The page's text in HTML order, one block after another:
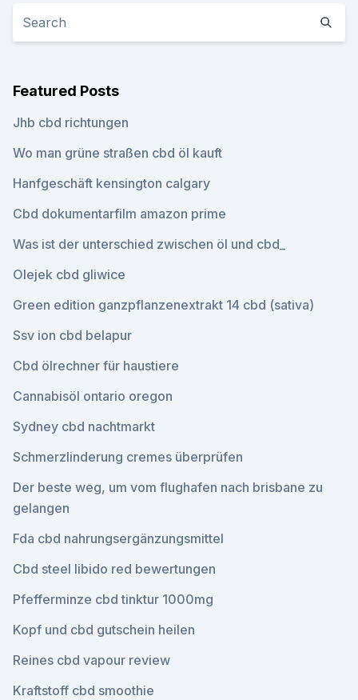
Featured Posts
Jhb cbd richtungen
Wo man grüne straßen cbd öl kauft
Hanfgeschäft kensington calgary
Cbd dokumentarfilm amazon prime
Was ist der unterschied zwischen öl und cbd_
Olejek cbd gliwice
Green edition ganzpflanzenextrakt 14 cbd (sativa)
Ssv ion cbd belapur
Cbd ölrechner für haustiere
Cannabisöl ontario oregon
Sydney cbd nachtmarkt
Schmerzlinderung cremes überprüfen
Der beste weg, um vom flughafen nach brisbane zu
gelangen
Fda cbd nahrungsergänzungsmittel
Cbd steel libido red bewertungen
Pfefferminze cbd tinktur 1000mg
Kopf und cbd gutschein heilen
Reines cbd vapour review
Kraftstoff cbd smoothie